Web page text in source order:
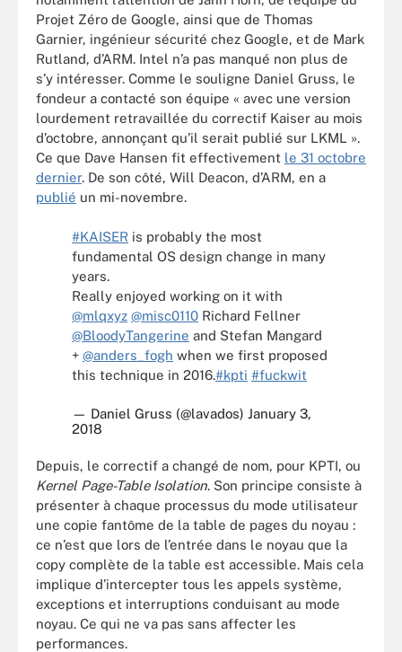
Projet Zéro de Google, ainsi que de Thomas
Garnier, ingénieur sécurité chez Google, et de Mark
Rutland, d’ARM. Intel n’a pas manqué non plus de
s’y intéresser. Comme le souligne Daniel Gruss, le
fondeur a contacté son équipe « avec une version
lourdement retravaillée du correctif Kaiser au mois
d’octobre, annonçant qu’il serait publié sur LKML ».
Ce que Dave Hansen fit effectivement le 31 octobre
dernier. De son côté, Will Deacon, d’ARM, en a
publié un mi-novembre.
#KAISER is probably the most
fundamental OS design change in many
years.
Really enjoyed working on it with
@mlqxyz @misc0110 Richard Fellner
@BloodyTangerine and Stefan Mangard
+ @anders_fogh when we first proposed
this technique in 2016.#kpti #fuckwit
— Daniel Gruss (@lavados) January 3,
2018
Depuis, le correctif a changé de nom, pour KPTI, ou
Kernel Page-Table Isolation. Son principe consiste à
présenter à chaque processus du mode utilisateur
une copie fantôme de la table de pages du noyau :
ce n’est que lors de l’entrée dans le noyau que la
copy complète de la table est accessible. Mais cela
implique d’intercepter tous les appels système,
exceptions et interruptions conduisant au mode
noyau. Ce qui ne va pas sans affecter les
performances.